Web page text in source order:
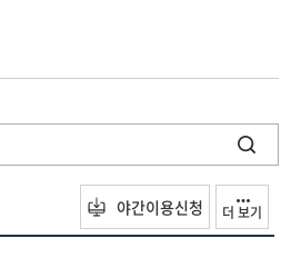
야간이용신청 더 보기